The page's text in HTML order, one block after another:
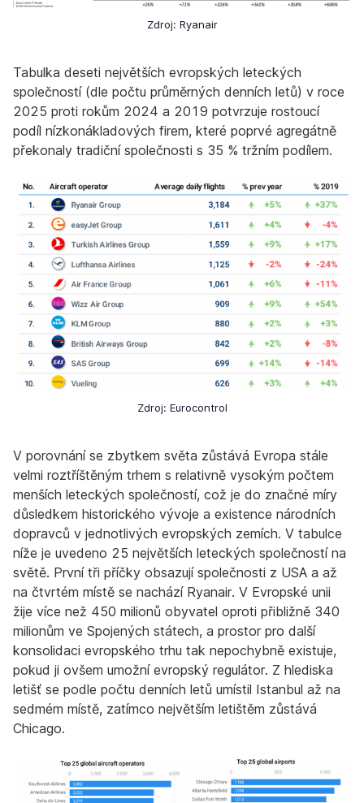
Zdroj: Ryanair
Tabulka deseti největších evropských leteckých
společností (dle počtu průměrných denních letů) v roce
2025 proti rokům 2024 a 2019 potvrzuje rostoucí
podíl nízkonákladových firem, které poprvé agregátně
překonaly tradiční společnosti s 35 % tržním podílem.
Zdroj: Eurocontrol
V porovnání se zbytkem světa zůstává Evropa stále
velmi roztříštěným trhem s relativně vysokým počtem
menších leteckých společností, což je do značné míry
důsledkem historického vývoje a existence národních
dopravců v jednotlivých evropských zemích. V tabulce
níže je uvedeno 25 největších leteckých společností na
světě. První tři příčky obsazují společnosti z USA a až
na čtvrtém místě se nachází Ryanair. V Evropské unii
žije více než 450 milionů obyvatel oproti přibližně 340
milionům ve Spojených státech, a prostor pro další
konsolidaci evropského trhu tak nepochybně existuje,
pokud ji ovšem umožní evropský regulátor. Z hlediska
letišť se podle počtu denních letů umístil Istanbul až na
sedmém místě, zatímco největším letištěm zůstává
Chicago.